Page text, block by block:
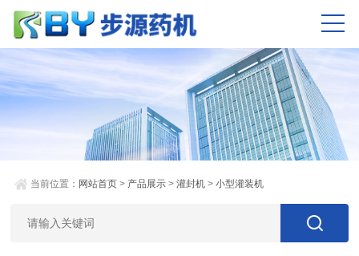
当前位置： 网站首页 > 产品展示 >灌封机 >小型灌装机